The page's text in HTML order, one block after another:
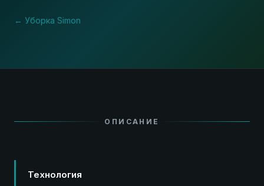
← Уборка Simon
ОПИСАНИЕ
Технология